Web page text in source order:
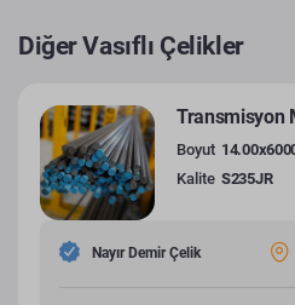
Diğer Vasıflı Çelikler
Transmisyon
Boyut
Kalite S235JR
Nayır Demir Çelik